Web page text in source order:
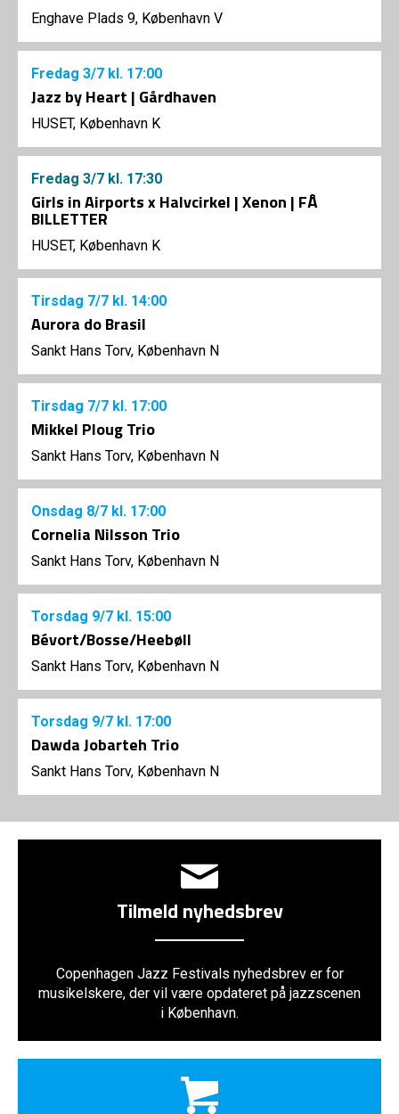
Enghave Plads 9, København V
Fredag 3/7 kl. 17:00
Jazz by Heart | Gårdhaven
HUSET, København K
Fredag 3/7 kl. 17:30
Girls in Airports x Halvcirkel | Xenon | FÅ
BILLETTER
HUSET, København K
Tirsdag 7/7 kl. 14:00
Aurora do Brasil
Sankt Hans Torv, København N
Tirsdag 7/7 kl. 17:00
Mikkel Ploug Trio
Sankt Hans Torv, København N
Onsdag 8/7 kl. 17:00
Cornelia Nilsson Trio
Sankt Hans Torv, København N
Torsdag 9/7 kl. 15:00
Bévort/Bosse/Heebøll
Sankt Hans Torv, København N
Torsdag 9/7 kl. 17:00
Dawda Jobarteh Trio
Sankt Hans Torv, København N
Tilmeld nyhedsbrev
Copenhagen Jazz Festivals nyhedsbrev er for
musikelskere, der vil være opdateret på jazzscenen
i København.